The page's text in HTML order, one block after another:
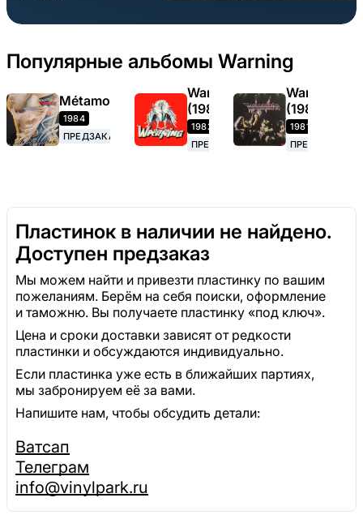
Популярные альбомы Warning
Métamorphose
1984
ПРЕДЗАКАЗ
Warning
(1982)
1982
ПРЕДЗАКАЗ
Warning
(1981)
1981
ПРЕДЗАКАЗ
Пластинок в наличии не найдено.
Доступен предзаказ
Мы можем найти и привезти пластинку по вашим
пожеланиям. Берём на себя поиски, оформление
и таможню. Вы получаете пластинку «под ключ».
Цена и сроки доставки зависят от редкости
пластинки и обсуждаются индивидуально.
Если пластинка уже есть в ближайших партиях,
мы забронируем её за вами.
Напишите нам, чтобы обсудить детали:
Ватсап
Телеграм
info@vinylpark.ru